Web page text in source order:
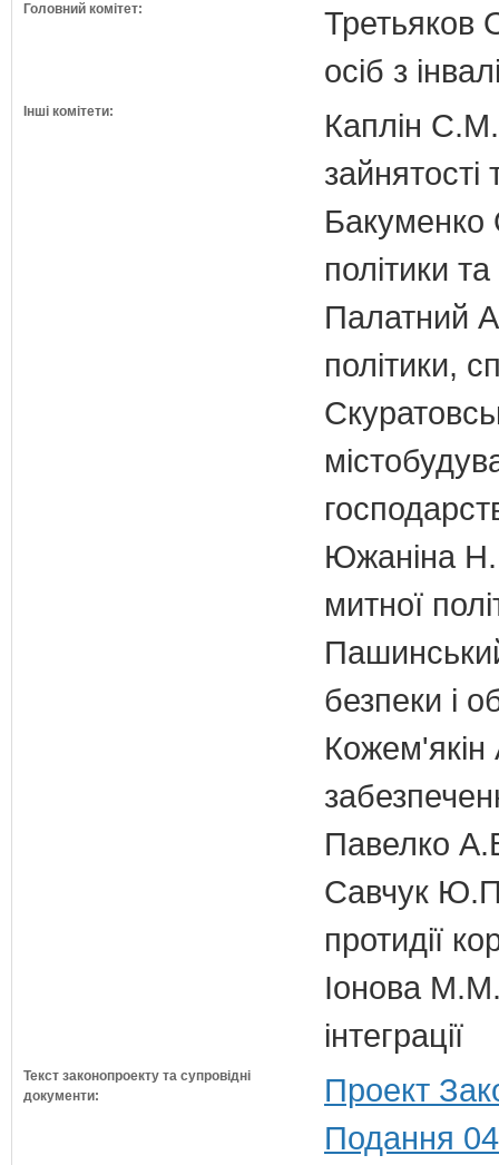
Головний комітет:
Третьяков
осіб з
Інші комітети:
Каплін С.М.
зайнятості
Бакуменко
політики
Палатний
політики,
Южаніна
митної
безпеки і
Кожем'якін
Павелко
Савчук Ю.П.
протидії
Іонова М.М.
інтеграції
Текст законопроекту та супровідні
документи:
Проект
Подання